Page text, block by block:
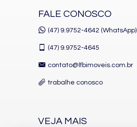
Piso Porcelanato
Andar Alto
Decorado
Móveis Planejados
Sala de Estar
Demi-Suíte
FALE CONOSCO
(47) 9.9752-4642 (WhatsApp)
(47) 9.9752-4645
contato@lfbimoveis.com.br
trabalhe conosco
VEJA MAIS